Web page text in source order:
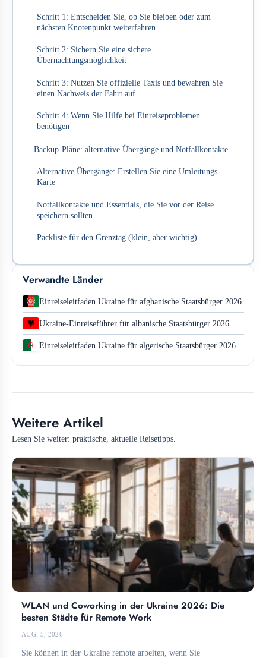
Schritt 1: Entscheiden Sie, ob Sie bleiben oder zum
nächsten Knotenpunkt weiterfahren
Schritt 2: Sichern Sie eine sichere
Übernachtungsmöglichkeit
Schritt 3: Nutzen Sie offizielle Taxis und bewahren Sie
einen Nachweis der Fahrt auf
Schritt 4: Wenn Sie Hilfe bei Einreiseproblemen
benötigen
Backup-Pläne: alternative Übergänge und Notfallkontakte
Alternative Übergänge: Erstellen Sie eine Umleitungs-
Karte
Notfallkontakte und Essentials, die Sie vor der Reise
speichern sollten
Packliste für den Grenztag (klein, aber wichtig)
Verwandte Länder
Einreiseleitfaden Ukraine für afghanische Staatsbürger 2026
Ukraine-Einreiseführer für albanische Staatsbürger 2026
Einreiseleitfaden Ukraine für algerische Staatsbürger 2026
Weitere Artikel
Lesen Sie weiter: praktische, aktuelle Reisetipps.
WLAN und Coworking in der Ukraine 2026: Die
besten Städte für Remote Work
AUG. 5, 2026
Sie können in der Ukraine remote arbeiten, wenn Sie